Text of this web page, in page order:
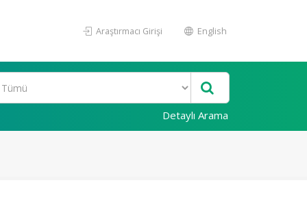
Araştırmacı Girişi English
Detaylı Arama